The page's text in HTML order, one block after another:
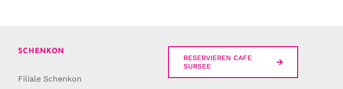
SCHENKON
Filiale Schenkon
RESERVIEREN CAFE
SURSEE